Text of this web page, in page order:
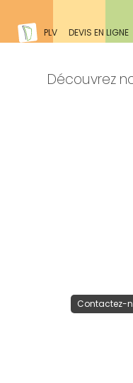
PLV DEVIS EN LIGNE
Découvrez
Contactez-